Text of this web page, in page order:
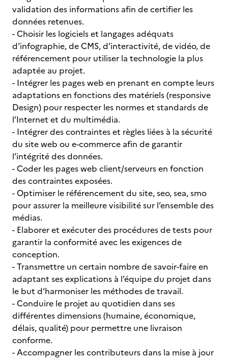
validation des informations afin de certifier les
données retenues.
- Choisir les logiciels et langages adéquats
d’infographie, de CMS, d’interactivité, de vidéo, de
référencement pour utiliser la technologie la plus
adaptée au projet.
- Intégrer les pages web en prenant en compte leurs
adaptations en fonctions des matériels (responsive
Design) pour respecter les normes et standards de
l’Internet et du multimédia.
- Intégrer des contraintes et règles liées à la sécurité
du site web ou e-commerce afin de garantir
l’intégrité des données.
- Coder les pages web client/serveurs en fonction
des contraintes exposées.
- Optimiser le référencement du site, seo, sea, smo
pour assurer la meilleure visibilité sur l’ensemble des
médias.
- Elaborer et exécuter des procédures de tests pour
garantir la conformité avec les exigences de
conception.
- Transmettre un certain nombre de savoir-faire en
adaptant ses explications à l’équipe du projet dans
le but d’harmoniser les méthodes de travail.
- Conduire le projet au quotidien dans ses
différentes dimensions (humaine, économique,
délais, qualité) pour permettre une livraison
conforme.
- Accompagner les contributeurs dans la mise à jour